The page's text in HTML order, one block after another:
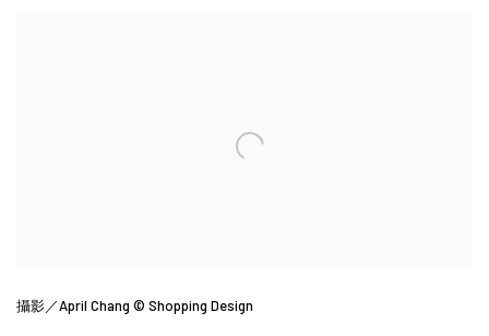
攝影／April Chang © Shopping Design